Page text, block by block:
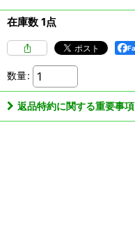
在庫数 1点
数量:
返品特約に関する重要事項